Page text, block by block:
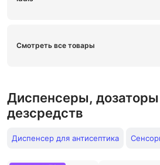
Смотреть все товары
Диспенсеры,
дезсредств
Диспенсер для антисептика